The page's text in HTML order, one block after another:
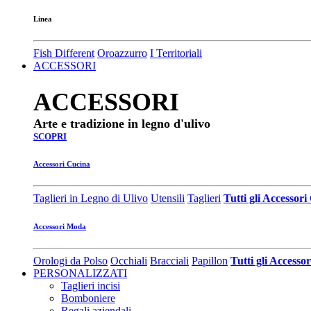
Linea
Fish Different Oroazzurro I Territoriali
ACCESSORI
ACCESSORI
Arte e tradizione in legno d'ulivo
SCOPRI
Accessori Cucina
Taglieri in Legno di Ulivo Utensili Taglieri Tutti gli Accessori
Accessori Moda
Orologi da Polso Occhiali Bracciali Papillon Tutti gli
PERSONALIZZATI
Taglieri incisi
Bomboniere